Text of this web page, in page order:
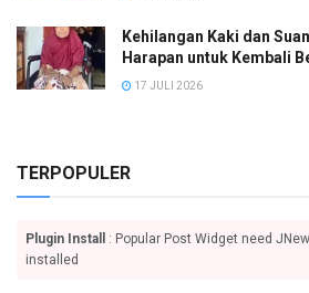
Kehilangan Kaki dan
Harapan untuk Kembali
17 JULI 2026
TERPOPULER
Plugin Install
: Popular Post Widget need
installed